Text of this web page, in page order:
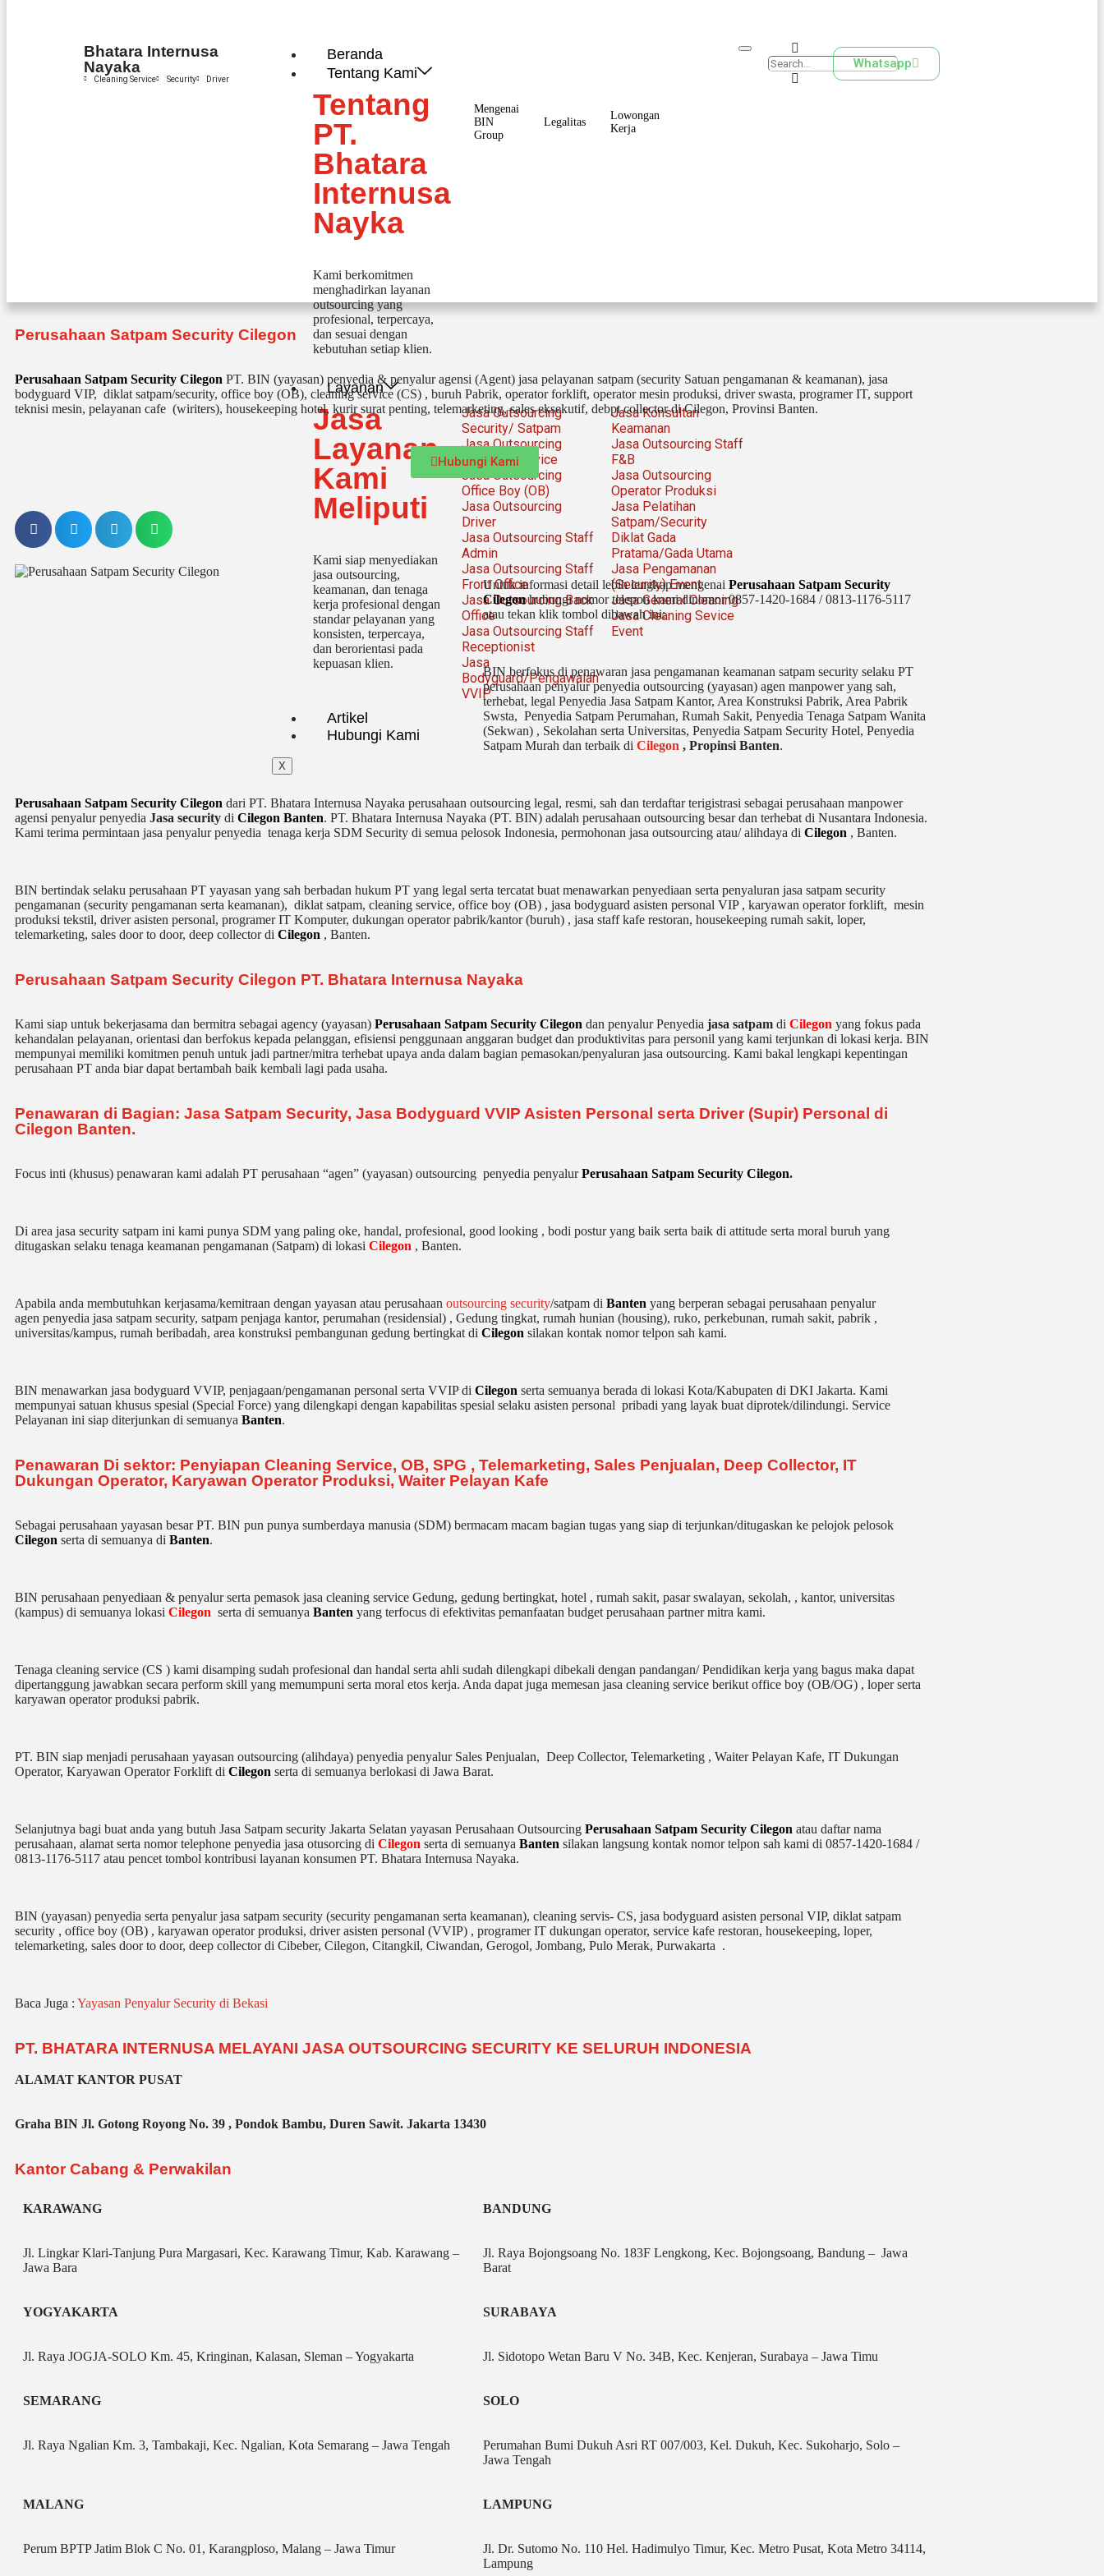
Bhatara Internusa
Nayaka
Cleaning Service Security Driver
Beranda
Tentang Kami
Tentang
PT.
Bhatara
Internusa
Nayka
Kami berkomitmen
menghadirkan layanan
outsourcing yang
profesional, terpercaya,
dan sesuai dengan
kebutuhan setiap klien.
Mengenai
BIN
Group
Legalitas
Lowongan
Kerja
Layanan
Jasa
Layanan
Kami
Meliputi
Kami siap menyediakan
jasa outsourcing,
keamanan, dan tenaga
kerja profesional dengan
standar pelayanan yang
konsisten, terpercaya,
dan berorientasi pada
kepuasan klien.
Jasa Outsourcing
Security/ Satpam
Jasa Outsourcing
Cleaning Service
Jasa Outsourcing
Office Boy (OB)
Jasa Outsourcing
Driver
Jasa Outsourcing Staff
Admin
Jasa Outsourcing Staff
Front Office
Jasa Outsourcing Back
Office
Jasa Outsourcing Staff
Receptionist
Jasa
Bodyguard/Pengawalan
VVIP
Jasa Konsultan
Keamanan
Jasa Outsourcing Staff
F&B
Jasa Outsourcing
Operator Produksi
Jasa Pelatihan
Satpam/Security
Diklat Gada
Pratama/Gada Utama
Jasa Pengamanan
(Security) Event
Jasa General Cleaning
Jasa Cleaning Sevice
Event
Artikel
Hubungi Kami
X
Whatsapp
Perusahaan Satpam Security Cilegon
Perusahaan Satpam Security Cilegon PT. BIN (yayasan) penyedia & penyalur agensi (Agent) jasa pelayanan satpam (security Satuan pengamanan & keamanan), jasa
bodyguard VIP, diklat satpam/security, office boy (OB), cleaning service (CS) , buruh Pabrik, operator forklift, operator mesin produksi, driver swasta, programer IT, support
teknisi mesin, pelayanan cafe (wiriters), housekeeping hotel, kurir surat penting, telemarketing, sales eksekutif, debpt collector di Cilegon, Provinsi Banten.
Hubungi Kami
Untuk informasi detail lebih lengkap mengenai Perusahaan Satpam Security
Cilegonhubungi nomor telepon kami dinomor 0857-1420-1684 / 0813-1176-5117
atau tekan klik tombol dibawah ini:
BIN berfokus di penawaran jasa pengamanan keamanan satpam security selaku PT
perusahaan penyalurpenyedia outsourcing (yayasan) agen manpower yang sah,
terhebat, legal Penyedia Jasa Satpam Kantor, Area Konstruksi Pabrik, Area Pabrik
Swsta, Penyedia Satpam Perumahan, Rumah Sakit, Penyedia Tenaga Satpam Wanita
(Sekwan) , Sekolahan serta Universitas, Penyedia Satpam Security Hotel, Penyedia
Satpam Murah dan terbaik di Cilegon , Propinsi Banten.
Perusahaan Satpam Security Cilegon dari PT. Bhatara Internusa Nayaka perusahaan outsourcing legal, resmi, sah dan terdaftar terigistrasi sebagai perusahaan manpower
agensi penyalur penyedia Jasa security di Cilegon Banten. PT. Bhatara Internusa Nayaka (PT. BIN) adalah perusahaan outsourcing besar dan terhebat di Nusantara Indonesia.
Kami terima permintaan jasa penyalurpenyedia tenaga kerja SDM Security di semua pelosok Indonesia, permohonan jasa outsourcing atau/ alihdaya di Cilegon , Banten.
BIN bertindak selaku perusahaan PT yayasan yang sah berbadan hukum PT yang legal serta tercatat buat menawarkan penyediaan serta penyaluran jasa satpam security
pengamanan (security pengamanan serta keamanan), diklat satpam, cleaning service, office boy (OB) , jasa bodyguard asisten personal VIP , karyawan operator forklift, mesin
produksi tekstil, driver asisten personal, programer IT Komputer, dukungan operator pabrik/kantor (buruh) , jasa staff kafe restoran, housekeeping rumah sakit, loper,
telemarketing, sales door to door, deep collector di Cilegon , Banten.
Perusahaan Satpam Security Cilegon PT. Bhatara Internusa Nayaka
Kami siap untuk bekerjasama dan bermitra sebagai agency (yayasan) Perusahaan Satpam Security Cilegon dan penyalur Penyedia jasa satpam di Cilegon yang fokus pada
kehandalan pelayanan, orientasi dan berfokus kepada pelanggan, efisiensi penggunaan anggaran budget dan produktivitas para personil yang kami terjunkan di lokasi kerja. BIN
mempunyai memiliki komitmen penuh untuk jadi partner/mitra terhebat upaya anda dalam bagian pemasokan/penyaluran jasa outsourcing. Kami bakal lengkapi kepentingan
perusahaan PT anda biar dapat bertambah baik kembali lagi pada usaha.
Penawaran di Bagian: Jasa Satpam Security, Jasa Bodyguard VVIP Asisten Personal serta Driver (Supir) Personal di
Cilegon Banten.
Focus inti (khusus) penawaran kami adalah PT perusahaan “agen” (yayasan) outsourcing penyedia penyalur Perusahaan Satpam Security Cilegon.
Di area jasa security satpam ini kami punya SDM yang paling oke, handal, profesional, good looking , bodi postur yang baik serta baik di attitude serta moral buruh yang
ditugaskan selaku tenaga keamanan pengamanan (Satpam) di lokasi Cilegon , Banten.
Apabila anda membutuhkan kerjasama/kemitraan dengan yayasan atau perusahaan outsourcing security/satpam di Banten yang berperan sebagai perusahaan penyalur
agen penyedia jasa satpam security, satpam penjaga kantor, perumahan (residensial) , Gedung tingkat, rumah hunian (housing), ruko, perkebunan, rumah sakit, pabrik ,
universitas/kampus, rumah beribadah, area konstruksi pembangunan gedung bertingkat di Cilegon silakan kontak nomor telpon sah kami.
BIN menawarkan jasa bodyguard VVIP, penjagaan/pengamanan personal serta VVIP di Cilegon serta semuanya berada di lokasi Kota/Kabupaten di DKI Jakarta. Kami
mempunyai satuan khusus spesial (Special Force) yang dilengkapi dengan kapabilitas spesial selaku asisten personal pribadi yang layak buat diprotek/dilindungi. Service
Pelayanan ini siap diterjunkan di semuanya Banten.
Penawaran Di sektor: Penyiapan Cleaning Service, OB, SPG , Telemarketing, Sales Penjualan, Deep Collector, IT
Dukungan Operator, Karyawan Operator Produksi, Waiter Pelayan Kafe
Sebagai perusahaan yayasan besar PT. BIN pun punya sumberdaya manusia (SDM) bermacam macam bagian tugas yang siap di terjunkan/ditugaskan ke pelojok pelosok
Cilegon serta di semuanya di Banten.
BIN perusahaan penyediaan & penyalur serta pemasok jasa cleaning service Gedung, gedung bertingkat, hotel , rumah sakit, pasar swalayan, sekolah, , kantor, universitas
(kampus) di semuanya lokasi Cilegon serta di semuanya Banten yang terfocus di efektivitas pemanfaatan budget perusahaan partner mitra kami.
Tenaga cleaning service (CS ) kami disamping sudah profesional dan handal serta ahli sudah dilengkapi dibekali dengan pandangan/ Pendidikan kerja yang bagus maka dapat
dipertanggung jawabkan secara perform skill yang memumpuni serta moral etos kerja. Anda dapat juga memesan jasa cleaning service berikut office boy (OB/OG) , loper serta
karyawan operator produksi pabrik.
PT. BIN siap menjadi perusahaan yayasan outsourcing (alihdaya) penyedia penyalur Sales Penjualan, Deep Collector, Telemarketing , Waiter Pelayan Kafe, IT Dukungan
Operator, Karyawan Operator Forklift di Cilegon serta di semuanya berlokasi di Jawa Barat.
Selanjutnya bagi buat anda yang butuh Jasa Satpam security Jakarta Selatan yayasan Perusahaan Outsourcing Perusahaan Satpam Security Cilegon atau daftar nama
perusahaan, alamat serta nomor telephone penyedia jasa otusorcing di Cilegon serta di semuanya Banten silakan langsung kontak nomor telpon sah kami di 0857-1420-1684 /
0813-1176-5117 atau pencet tombol kontribusi layanan konsumen PT. Bhatara Internusa Nayaka.
BIN (yayasan) penyedia serta penyalur jasa satpam security (security pengamanan serta keamanan), cleaning servis- CS, jasa bodyguard asisten personal VIP, diklat satpam
security , office boy (OB) , karyawan operator produksi, driver asisten personal (VVIP) , programer IT dukungan operator, service kafe restoran, housekeeping, loper,
telemarketing, sales door to door, deep collector di Cibeber, Cilegon, Citangkil, Ciwandan, Gerogol, Jombang, Pulo Merak, Purwakarta .
Baca Juga : Yayasan Penyalur Security di Bekasi
PT. BHATARA INTERNUSA MELAYANI JASA OUTSOURCING SECURITY KE SELURUH INDONESIA
ALAMAT KANTOR PUSAT
Graha BIN Jl. Gotong Royong No. 39 , Pondok Bambu, Duren Sawit. Jakarta 13430
Kantor Cabang & Perwakilan
KARAWANG
Jl. Lingkar Klari-Tanjung Pura Margasari, Kec. Karawang Timur, Kab. Karawang –
Jawa Bara
BANDUNG
Jl. Raya Bojongsoang No. 183F Lengkong, Kec. Bojongsoang, Bandung – Jawa
Barat
YOGYAKARTA
Jl. Raya JOGJA-SOLO Km. 45, Kringinan, Kalasan, Sleman – Yogyakarta
SURABAYA
Jl. Sidotopo Wetan Baru V No. 34B, Kec. Kenjeran, Surabaya – Jawa Timu
SEMARANG
Jl. Raya Ngalian Km. 3, Tambakaji, Kec. Ngalian, Kota Semarang – Jawa Tengah
SOLO
Perumahan Bumi Dukuh Asri RT 007/003, Kel. Dukuh, Kec. Sukoharjo, Solo –
Jawa Tengah
MALANG
Perum BPTP Jatim Blok C No. 01, Karangploso, Malang – Jawa Timur
LAMPUNG
Jl. Dr. Sutomo No. 110 Hel. Hadimulyo Timur, Kec. Metro Pusat, Kota Metro 34114,
Lampung